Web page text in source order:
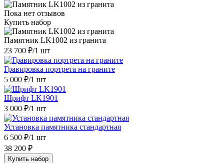
Пока нет отзывов
Купить набор
Памятник LK1002 из гранита
23 700 ₽/1 шт
Гравировка портрета на граните
5 000 ₽/1 шт
Шрифт LK1901
3 000 ₽/1 шт
Установка памятника стандартная
6 500 ₽/1 шт
38 200 ₽
Купить набор